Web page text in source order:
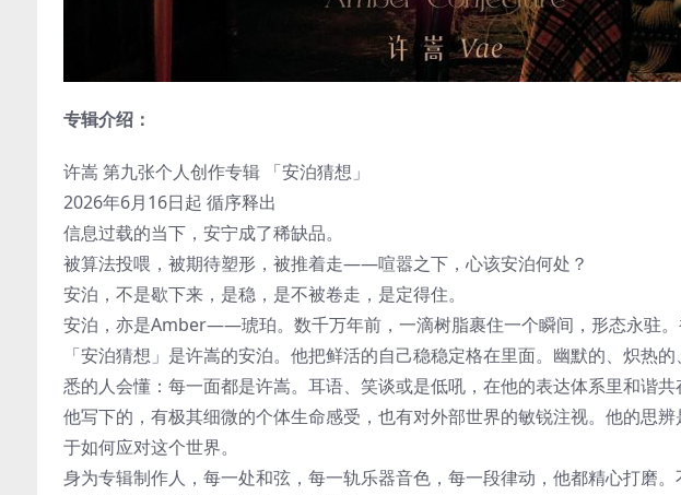
专辑介绍：
许嵩 第九张个人创作专辑 「安泊猜想」
2026年6月16日起 循序释出
信息过载的当下，安宁成了稀缺品。
被算法投喂，被期待塑形，被推着走——喧嚣之下，心该安泊何处？
安泊，不是歇下来，是稳，是不被卷走，是定得住。
安泊，亦是Amber——琥珀。数千万年前，一滴树脂裹住一个瞬间，形态永驻。
「安泊猜想」是许嵩的安泊。他把鲜活的自己稳稳定格在里面。幽默的、炽热
悉的人会懂：每一面都是许嵩。耳语、笑谈或是低吼，在他的表达体系里和谐共
他写下的，有极其细微的个体生命感受，也有对外部世界的敏锐注视。他的思
于如何应对这个世界。
身为专辑制作人，每一处和弦，每一轨乐器音色，每一段律动，他都精心打磨